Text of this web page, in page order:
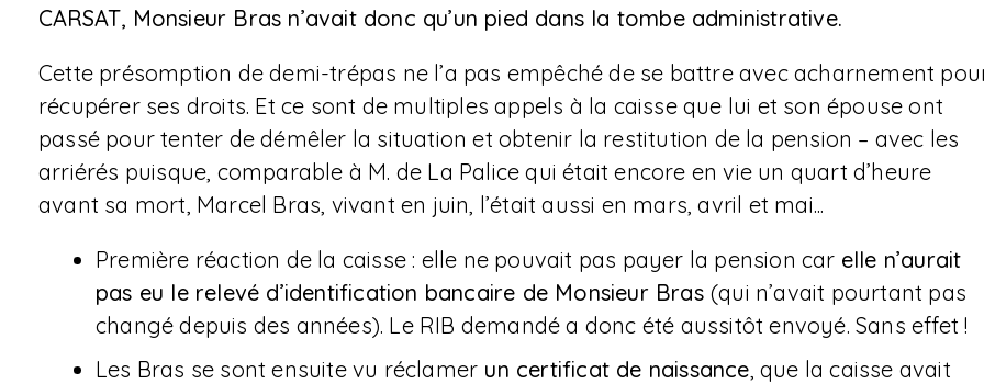
CARSAT, Monsieur Bras n’avait donc qu’un pied dans la tombe administrative.
Cette présomption de demi-trépas ne l’a pas empêché de se battre avec acharnement
récupérer ses droits. Et ce sont de multiples appels à la caisse que lui et son épouse ont
passé pour tenter de démêler la situation et obtenir la restitution de la pension – avec les
arriérés puisque, comparable à M. de La Palice qui était encore en vie un quart d’heure
avant sa mort, Marcel Bras, vivant en juin, l’était aussi en mars, avril et mai...
Première réaction de la caisse : elle ne pouvait pas payer la pension car elle n’aurait
pas eu le relevé d’identification bancaire de Monsieur Bras(qui n’avait pourtant pas
changé depuis des années). Le RIB demandé a donc été aussitôt envoyé. Sans effet !
Les Bras se sont ensuite vu réclamer un certificat de naissance, que la caisse avait